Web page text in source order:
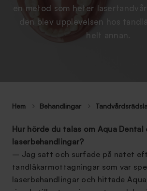
en metod som heter
den blev upplevelsen hos
helt annan.
Hem Behandlingar
Hur hörde du talas om Aqua Dental
laserbehandlingar?
– Jag satt och surfade på nätet
tandläkarmottagningar som var
laserbehandlingar och hittade